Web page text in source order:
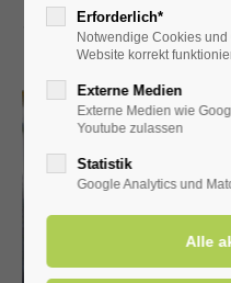
Erforderlich*
Notwendige Cookies
Website korrekt
Externe Medien
Externe Medien wie
Youtube zulassen
Statistik
Google Analytics und